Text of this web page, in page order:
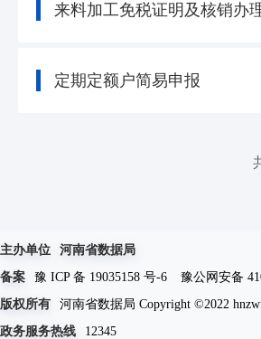
来料加工免税证明及核销办
定期定额户简易申报
主办单位
河南省数据局
备案
豫 ICP 备 19035158 号-6
豫公网安备
版权所有
河南省数据局 Copyright ©2022
政务服务热线
12345